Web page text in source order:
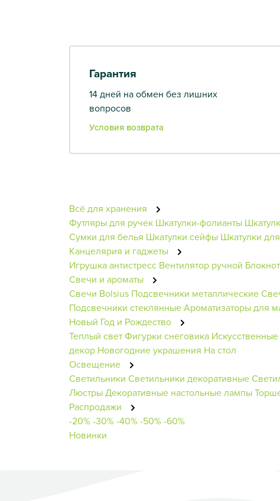
Гарантия
14 дней на обмен без лишних
вопросов
Условия возврата
Всё для хранения
Футляры для ручек Шкатулки-фолианты
Сумки для белья Шкатулки сейфы Шкатулки
Канцелярия и гаджеты
Игрушка антистресс Вентилятор ручной
Свечи и ароматы
Свечи Bolsius Подсвечники металлические
Подсвечники стеклянныеАроматизаторы для
Новый Год и Рождество
Теплый светФигурки снеговика
декор Новогодние украшения На стол
Освещение
Светильники Светильники декоративные
ЛюстрыДекоративные настольные лампы
Распродажи
-20%-30%-40%-50%-60%
Новинки